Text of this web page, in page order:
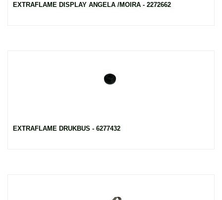
EXTRAFLAME DISPLAY ANGELA /MOIRA - 2272662
EXTRAFLAME DRUKBUS - 6277432